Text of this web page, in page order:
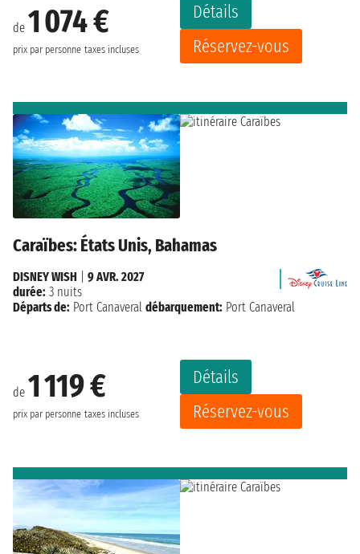
de 1 074 €
prix par personne taxes incluses
Détails
Réservez-vous
Caraïbes: États Unis, Bahamas
de 1 119 €
prix par personne taxes incluses
Détails
Réservez-vous
DISNEY WISH
9 AVR. 2027
durée: 3 nuits
Départs de: Port Canaveral débarquement: Port Canaveral